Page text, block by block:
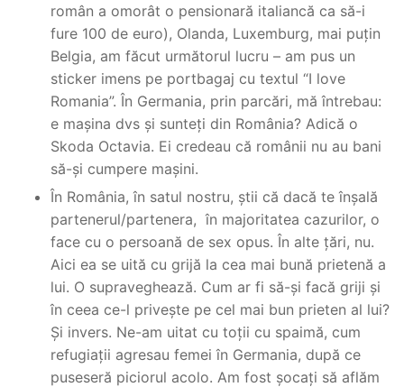
român a omorât o pensionară italiancă ca să-i
fure 100 de euro), Olanda, Luxemburg, mai puțin
Belgia, am făcut următorul lucru – am pus un
sticker imens pe portbagaj cu textul “I love
Romania”. În Germania, prin parcări, mă întrebau:
e mașina dvs și sunteți din România? Adică o
Skoda Octavia. Ei credeau că românii nu au bani
să-și cumpere mașini.
În România, în satul nostru, știi că dacă te înșală
partenerul/partenera, în majoritatea cazurilor, o
face cu o persoană de sex opus. În alte țări, nu.
Aici ea se uită cu grijă la cea mai bună prietenă a
lui. O supraveghează. Cum ar fi să-și facă griji și
în ceea ce-l privește pe cel mai bun prieten al lui?
Și invers. Ne-am uitat cu toții cu spaimă, cum
refugiații agresau femei în Germania, după ce
puseseră piciorul acolo. Am fost șocați să aflăm